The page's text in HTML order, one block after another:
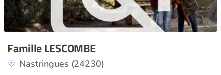
Famille LESCOMBE
Nastringues (24230)